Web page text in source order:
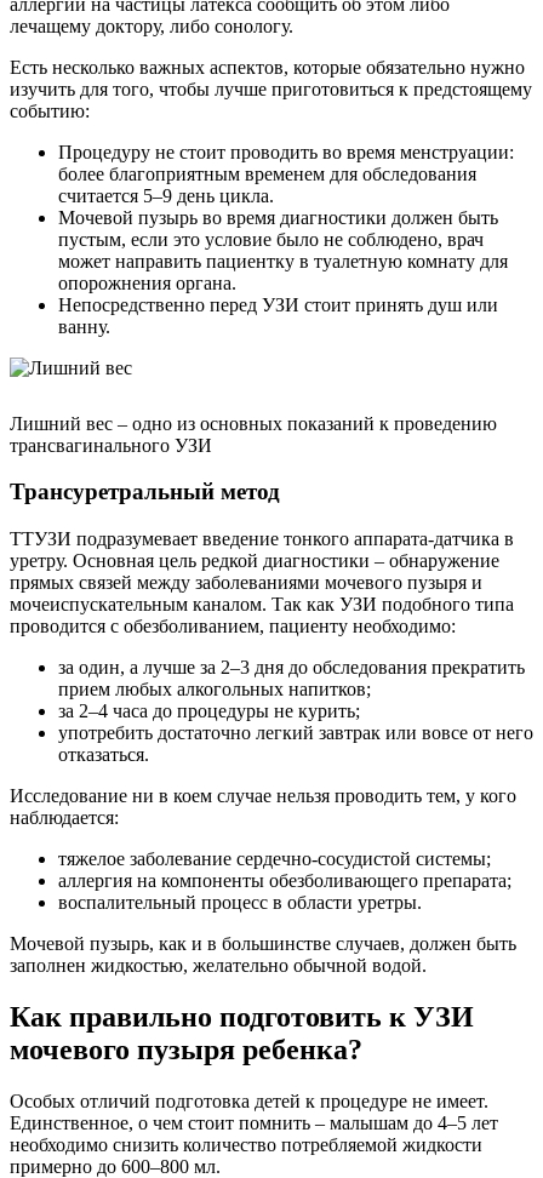
лечащему доктору, либо сонологу.
Есть несколько важных аспектов, которые обязательно нужно
изучить для того, чтобы лучше приготовиться к предстоящему
событию:
Процедуру не стоит проводить во время менструации:
более благоприятным временем для обследования
считается 5–9 день цикла.
Мочевой пузырь во время диагностики должен быть
пустым, если это условие было не соблюдено, врач
может направить пациентку в туалетную комнату для
опорожнения органа.
Непосредственно перед УЗИ стоит принять душ или
ванну.
Лишний вес – одно из основных показаний к проведению
трансвагинального УЗИ
Трансуретральный метод
ТТУЗИ подразумевает введение тонкого аппарата-датчика в
уретру. Основная цель редкой диагностики – обнаружение
прямых связей между заболеваниями мочевого пузыря и
мочеиспускательным каналом. Так как УЗИ подобного типа
проводится с обезболиванием, пациенту необходимо:
за один, а лучше за 2–3 дня до обследования прекратить
прием любых алкогольных напитков;
за 2–4 часа до процедуры не курить;
употребить достаточно легкий завтрак или вовсе от него
отказаться.
Исследование ни в коем случае нельзя проводить тем, у кого
наблюдается:
тяжелое заболевание сердечно-сосудистой системы;
аллергия на компоненты обезболивающего препарата;
воспалительный процесс в области уретры.
Мочевой пузырь, как и в большинстве случаев, должен быть
заполнен жидкостью, желательно обычной водой.
Как правильно подготовить к УЗИ
мочевого пузыря ребенка?
Особых отличий подготовка детей к процедуре не имеет.
Единственное, о чем стоит помнить – малышам до 4–5 лет
необходимо снизить количество потребляемой жидкости
примерно до 600–800 мл.